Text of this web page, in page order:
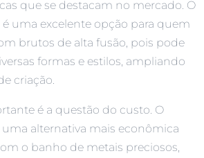
que se destacam no mercado. O
uma excelente opção para quem
brutos de alta fusão, pois pode
formas e estilos, ampliando
criação.
é a questão do custo. O
alternativa mais econômica
o banho de metais preciosos,